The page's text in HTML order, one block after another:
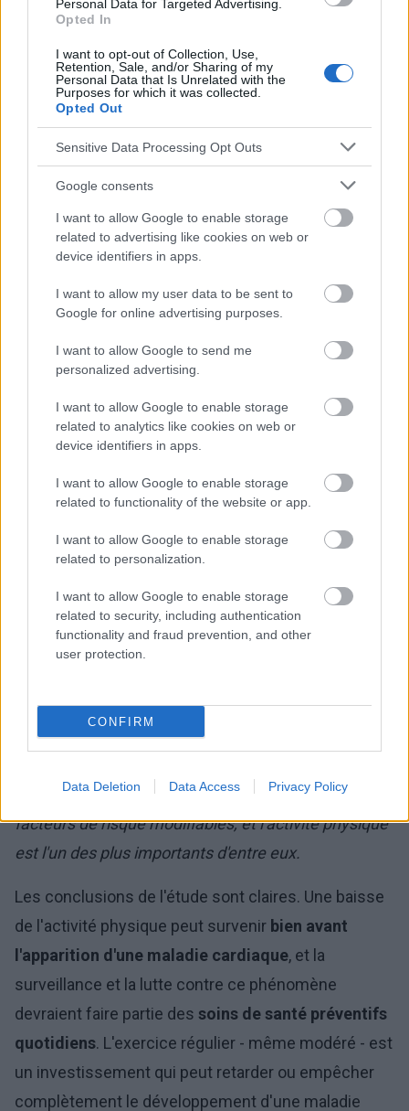
Personal Data for Targeted Advertising.
Opted In
I want to opt-out of Collection, Use,
Retention, Sale, and/or Sharing of my
Personal Data that Is Unrelated with the
Purposes for which it was collected.
Opted Out
Sensitive Data Processing Opt Outs
Google consents
I want to allow Google to enable storage
related to advertising like cookies on web or
device identifiers in apps.
I want to allow my user data to be sent to
Google for online advertising purposes.
I want to allow Google to send me
personalized advertising.
I want to allow Google to enable storage
related to analytics like cookies on web or
device identifiers in apps.
I want to allow Google to enable storage
related to functionality of the website or app.
I want to allow Google to enable storage
related to personalization.
I want to allow Google to enable storage
related to security, including authentication
functionality and fraud prevention, and other
user protection.
CONFIRM
Data Deletion Data Access Privacy Policy
soutien systémique à l'activité physique dans la vie
quotidienne.
Les experts qui commentent l'étude soulignent son
importance pratique. Connaître les groupes les plus
exposés au déclin de l'activité physique permet de
mieux cibler l'éducation et le soutien.
Le sport comme outil de prévention des maladies cardiovasculaires,
Le Dr Jennifer Wong, du MemorialCare Heart and
Vascular Institute, note que les résultats aident à
comprendre l'importance de la prévention et d'une
Cela montre que ce n'est pas seulement le
prévention. Il vaut la peine de donner la priorité aux
facteurs de risque modifiables, et l'activité physique
est l'un des plus importants d'entre eux.
Les conclusions de l'étude sont claires. Une baisse
de l'activité physique peut survenir bien avant
l'apparition d'une maladie cardiaque, et la
surveillance et la lutte contre ce phénomène
devraient faire partie des soins de santé préventifs
quotidiens. L'exercice régulier - même modéré - est
un investissement qui peut retarder ou empêcher
complètement le développement d'une maladie